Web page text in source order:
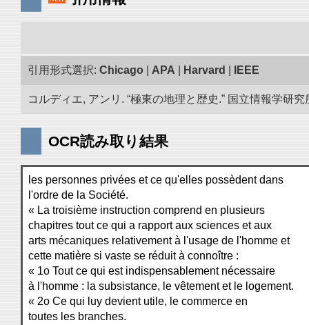
引用形式選択: Chicago APA Harvard IEEE
コルディエ, アンリ. “極東の地理と歴史.” 国立情報学研
OCR読み取り結果
les personnes privées et ce qu'elles possèdent dans
l'ordre de la Société.
« La troisième instruction comprend en plusieurs
chapitres tout ce qui a rapport aux sciences et aux
arts mécaniques relativement à l'usage de l'homme et
cette matière si vaste se réduit à connoître :
« 1o Tout ce qui est indispensablement nécessaire
à l'homme : la subsistance, le vêtement et le logement.
« 2o Ce qui luy devient utile, le commerce en
toutes les branches.